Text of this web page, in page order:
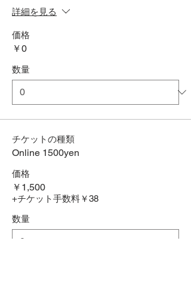
詳細を見る
価格
￥0
数量
チケットの種類
Online 1500yen
価格
￥1,500
+チケット手数料￥38
数量